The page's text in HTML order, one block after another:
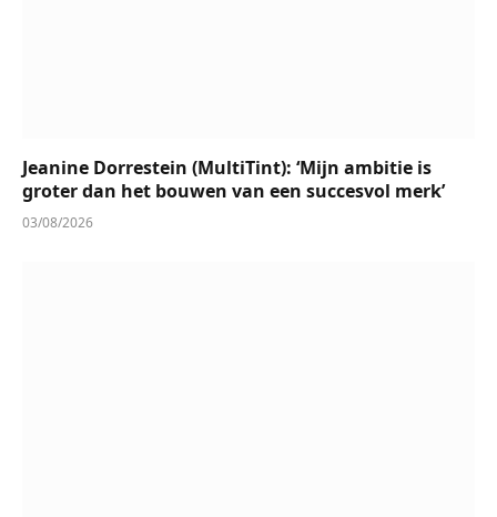
Jeanine Dorrestein (MultiTint): ‘Mijn ambitie is
groter dan het bouwen van een succesvol merk’
03/08/2026